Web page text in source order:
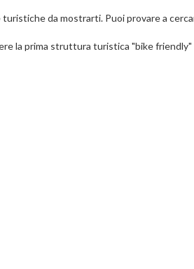
da mostrarti. Puoi provare a
la prima struttura turistica "bike